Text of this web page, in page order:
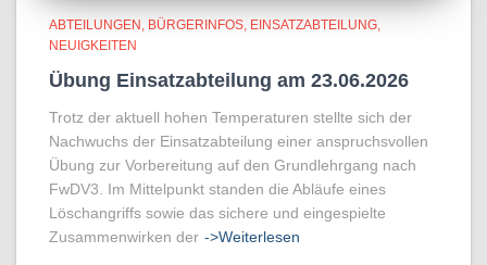
ABTEILUNGEN BÜRGERINFOS EINSATZABTEILUNG
NEUIGKEITEN
Übung Einsatzabteilung am 23.06.2026
Trotz der aktuell hohen Temperaturen stellte sich der
Nachwuchs der Einsatzabteilung einer anspruchsvollen
Übung zur Vorbereitung auf den Grundlehrgang nach
FwDV3. Im Mittelpunkt standen die Abläufe eines
Löschangriffs sowie das sichere und eingespielte
Zusammenwirken der ->Weiterlesen